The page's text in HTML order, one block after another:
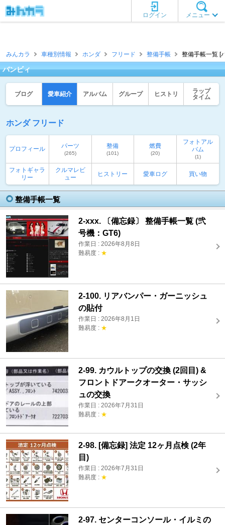
メニュー
ログイン
みんカラ 車種別情報 ホンダ フリード 整備手帳 整備手帳一覧 [
バンビィ
ブログ 愛車紹介 アルバム グループ ヒストリ
ラップ
タイム
ホンダ フリード
プロフィール パーツ
(265)
整備
(101)
燃費
(20)
フォトアル
バム
(1)
フォトギャラ
リー
クルマレビ
ュー
ヒストリー 愛車ログ 買い物
整備手帳一覧
2-xxx. 〔備忘録〕 整備手帳一覧 (弐
号機：GT6)
作業日 : 2026年8月8日
難易度 : ★
2-100. リアバンパー・ガーニッシュ
の貼付
作業日 : 2026年8月1日
難易度 : ★
2-99. カウルトップの交換 (2回目) &
フロントドアークオーター・サッシ
ュの交換
作業日 : 2026年7月31日
難易度 : ★
2-98. [備忘録] 法定 12ヶ月点検 (2年
目)
作業日 : 2026年7月31日
難易度 : ★
2-97. センターコンソール・イルミの